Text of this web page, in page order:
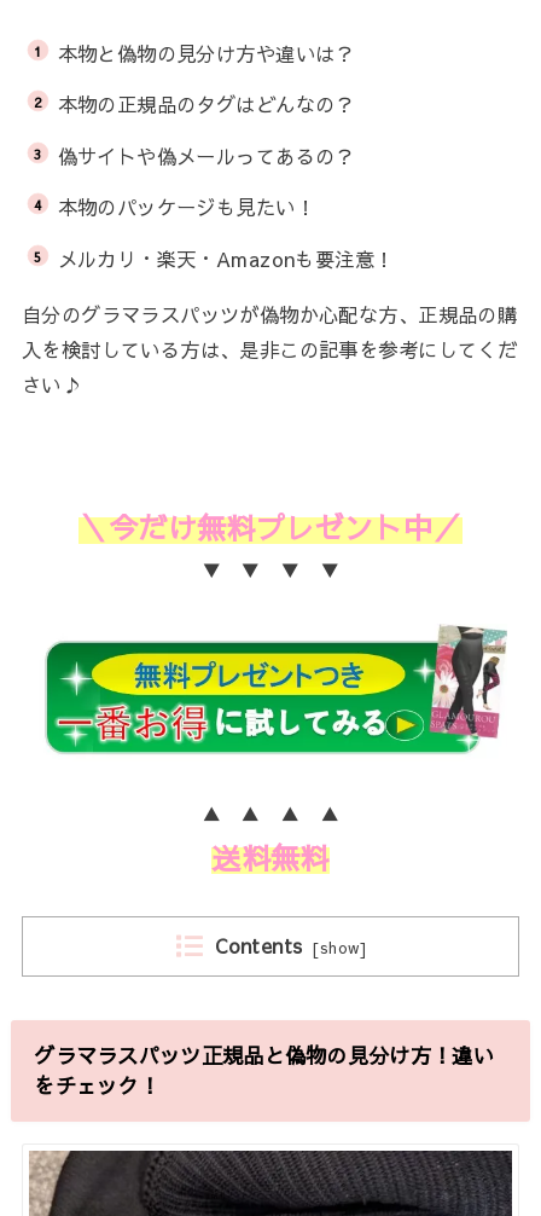
本物と偽物の見分け方や違いは？
本物の正規品のタグはどんなの？
偽サイトや偽メールってあるの？
本物のパッケージも見たい！
メルカリ・楽天・Amazonも要注意！
自分のグラマラスパッツが偽物か心配な方、正規品の購
入を検討している方は、是非この記事を参考にしてくだ
さい♪
＼今だけ無料プレゼント中／
▼ ▼ ▼ ▼
▲ ▲ ▲ ▲
送料無料
Contents [show]
グラマラスパッツ正規品と偽物の見分け方！違い
をチェック！